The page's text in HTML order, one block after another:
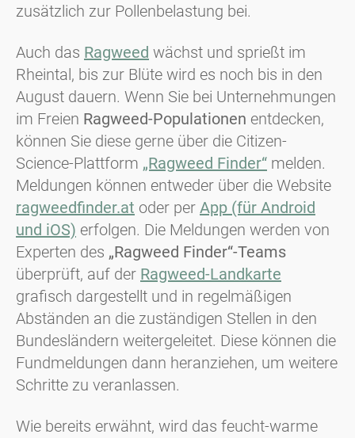
zusätzlich zur Pollenbelastung bei.
Auch das Ragweed wächst und sprießt im
Rheintal, bis zur Blüte wird es noch bis in den
August dauern. Wenn Sie bei Unternehmungen
im Freien Ragweed-Populationen entdecken,
können Sie diese gerne über die Citizen-
Science-Plattform „Ragweed Finder“ melden.
Meldungen können entweder über die Website
ragweedfinder.at oder per App (für Android
und iOS) erfolgen. Die Meldungen werden von
Experten des „Ragweed Finder“-Teams
überprüft, auf der Ragweed-Landkarte
grafisch dargestellt und in regelmäßigen
Abständen an die zuständigen Stellen in den
Bundesländern weitergeleitet. Diese können die
Fundmeldungen dann heranziehen, um weitere
Schritte zu veranlassen.
Wie bereits erwähnt, wird das feucht-warme